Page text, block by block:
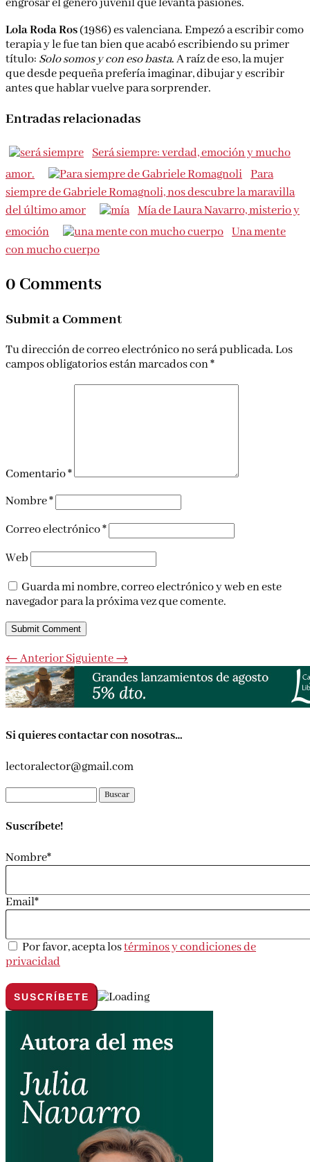
engrosar el género juvenil que levanta pasiones.
Lola Roda Ros(1986) es valenciana. Empezó a escribir como
terapia y le fue tan bien que acabó escribiendo su primer
título: Solo somos y con eso basta. A raíz de eso, la mujer
que desde pequeña prefería imaginar, dibujar y escribir
antes que hablar vuelve para sorprender.
Entradas relacionadas
Será siempre: verdad, emoción y mucho
amor.
Para
siempre de Gabriele Romagnoli, nos descubre la maravilla
del último amor
Mía de Laura Navarro, misterio y
emoción
Una mente
con mucho cuerpo
0 Comments
Submit a Comment
Tu dirección de correo electrónico no será publicada.Los
campos obligatorios están marcados con*
Comentario*
Nombre*
Correo electrónico*
Web
Guarda mi nombre, correo electrónico y web en este
navegador para la próxima vez que comente.
Submit Comment
←AnteriorSiguiente→
Si quieres contactar con nosotras…
lectoralector@gmail.com
Suscríbete!
Nombre*
Email*
Por favor, acepta lostérminos y condiciones de
privacidad